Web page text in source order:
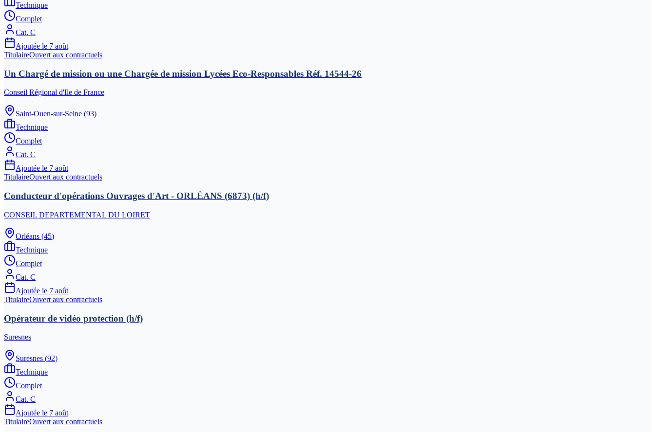
Technique
Complet
Cat. C
Ajoutée le 7 août
TitulaireOuvert aux contractuels
Un Chargé de mission ou une Chargée de mission Lycées Eco-Responsables Réf. 14544-26
Conseil Régional d'Ile de France
Saint-Ouen-sur-Seine (93)
Technique
Complet
Cat. C
Ajoutée le 7 août
TitulaireOuvert aux contractuels
Conducteur d'opérations Ouvrages d'Art - ORLÉANS (6873) (h/f)
CONSEIL DEPARTEMENTAL DU LOIRET
Orléans (45)
Technique
Complet
Cat. C
Ajoutée le 7 août
TitulaireOuvert aux contractuels
Opérateur de vidéo protection (h/f)
Suresnes
Suresnes (92)
Technique
Complet
Cat. C
Ajoutée le 7 août
TitulaireOuvert aux contractuels